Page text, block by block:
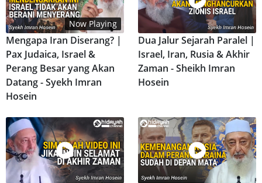
Now Playing
Mengapa Iran Diserang? |
Pax Judaica, Israel &
Perang Besar yang Akan
Datang - Syekh Imran
Hosein
Dua Jalur Sejarah Paralel |
Israel, Iran, Rusia & Akhir
Zaman - Sheikh Imran
Hosein